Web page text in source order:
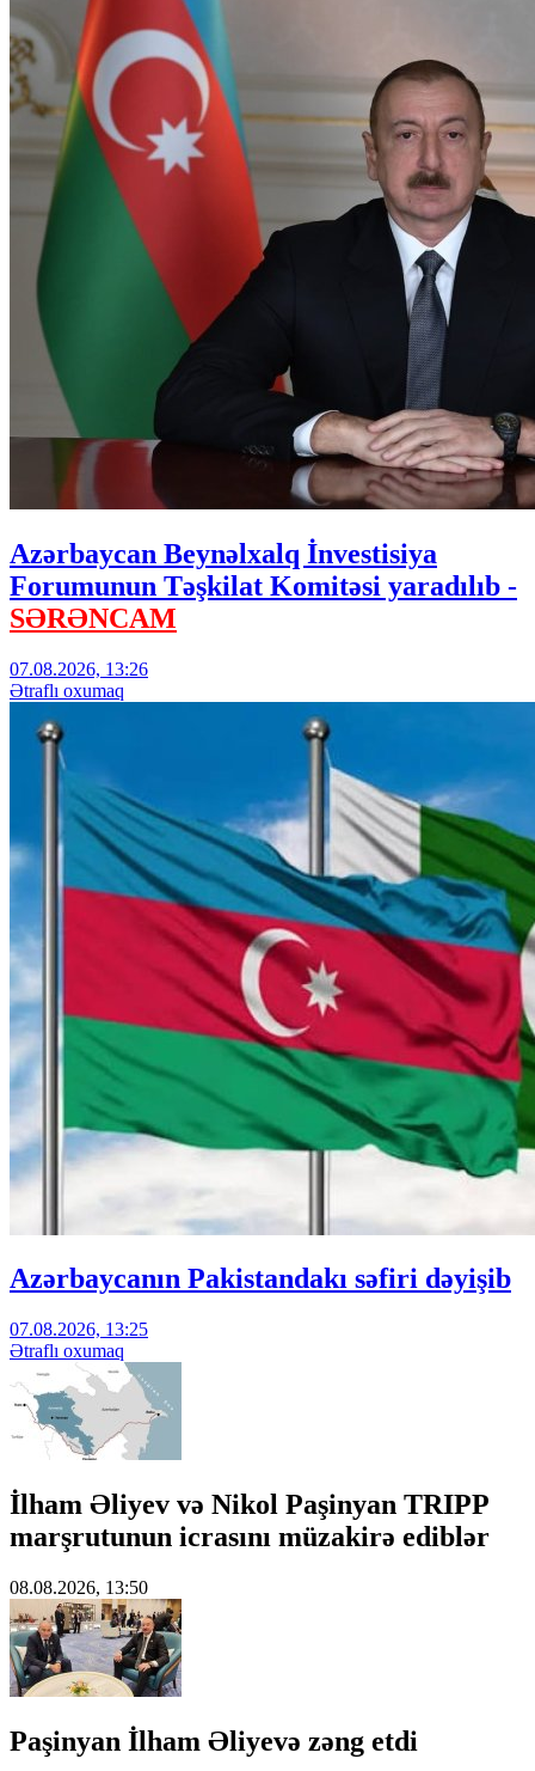
Azərbaycan Beynəlxalq İnvestisiya
Forumunun Təşkilat Komitəsi yaradılıb -
SƏRƏNCAM
07.08.2026, 13:26
Ətraflı oxumaq
Azərbaycanın Pakistandakı səfiri dəyişib
07.08.2026, 13:25
Ətraflı oxumaq
İlham Əliyev və Nikol Paşinyan TRIPP
marşrutunun icrasını müzakirə ediblər
08.08.2026, 13:50
Paşinyan İlham Əliyevə zəng etdi